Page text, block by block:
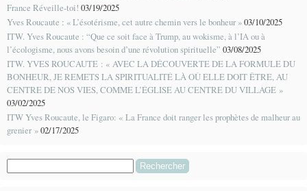
France Réveille-toi! 03/19/2025
Yves Roucaute : « L’ésotérisme, cet autre chemin vers le bonheur »03/10/2025
ITW. Yves Roucaute : “Que ce soit face à Trump, au wokisme, à l’IA ou à
l’écologisme, nous avons besoin d’une révolution spirituelle” 03/08/2025
ITW. YVES ROUCAUTE : « AVEC LA DÉCOUVERTE DE LA FORMULE DU
BONHEUR, JE REMETS LA SPIRITUALITÉ LÀ OÙ ELLE DOIT ÊTRE, AU
CENTRE DE NOS VIES, COMME L’ÉGLISE AU CENTRE DU VILLAGE »
03/02/2025
ITW Yves Roucaute, le Figaro: « La France doit ranger les prophètes de malheur au
grenier »02/17/2025